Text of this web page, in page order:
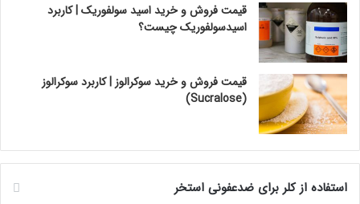
قیمت فروش و خرید اسید سولفوریک | کاربرد
اسیدسولفوریک چیست؟
قیمت فروش و خرید سوکرالوز | کاربرد سوکرالوز
(Sucralose)
استفاده از کلر برای ضدعفونی استخر